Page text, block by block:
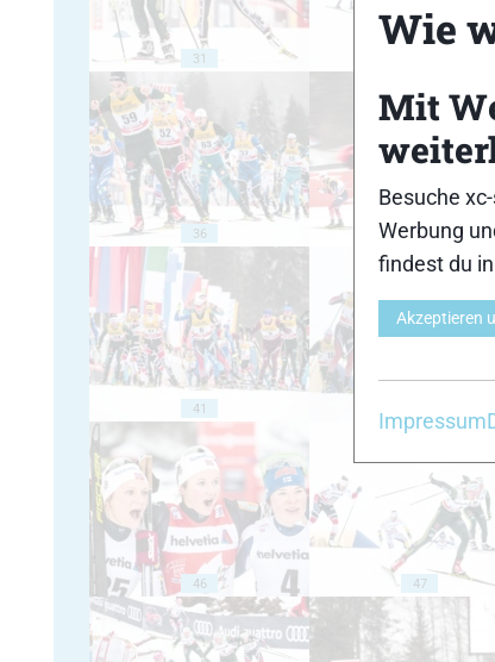
31
36 37
41
46 47
Wie
Mit
Besuche
Werbung
findest du
Akzeptieren
Impressum